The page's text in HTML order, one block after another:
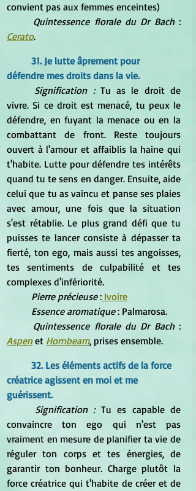
convient pas aux femmes enceintes)
Quintessence florale du Dr Bach
Cerato.
31. Je lutte âprement pour
défendre mes droits dans la vie.
Signification : Tu as le droit de
vivre. Si ce droit est menacé, tu peux le
défendre, en fuyant la menace ou en la
combattant de front. Reste toujours
ouvert à l'amour et affaiblis la haine qui
t'habite. Lutte pour défendre tes intérêts
quand tu te sens en danger. Ensuite, aide
celui que tu as vaincu et panse ses plaies
avec amour, une fois que la situation
s'est rétablie. Le plus grand défi que tu
puisses te lancer consiste à dépasser ta
fierté, ton ego, mais aussi tes angoisses,
tes sentiments de culpabilité et tes
complexes d'infériorité.
Pierre précieuse : Ivoire
Essence aromatique : Palmarosa.
Quintessence florale du Dr Bach
Aspen et Hornbeam, prises ensemble.
32. Les éléments actifs de la force
créatrice agissent en moi et me
guérissent.
Signification : Tu es capable de
convaincre ton ego qui n'est pas
vraiment en mesure de planifier ta vie de
réguler ton corps et tes énergies, de
garantir ton bonheur. Charge plutôt la
force créatrice qui t'habite de créer et de